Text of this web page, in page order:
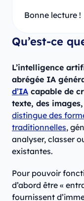
Bonne lecture !
Qu’est-ce
L’intelligence
abrégée IA
d’IA capable de
texte, des
distingue des
traditionnelles,
analyser, classer
existantes.
Pour pouvoir
d’abord être «
fournissent